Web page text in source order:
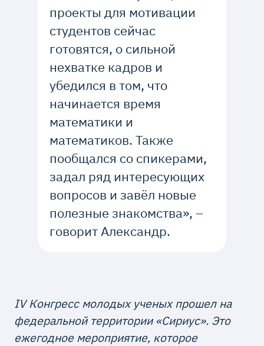
проекты для мотивации
студентов сейчас
готовятся, о сильной
нехватке кадров и
убедился в том, что
начинается время
математики и
математиков. Также
пообщался со спикерами,
задал ряд интересующих
вопросов и завёл новые
полезные знакомства», –
говорит Александр.
IV Конгресс молодых ученых прошел на
федеральной территории «Сириус». Это
ежегодное мероприятие, которое